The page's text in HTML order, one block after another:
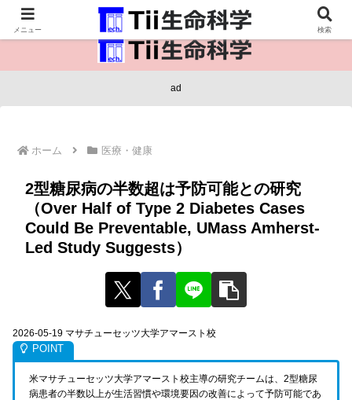
医療保健・生命・生物の情報インフラ。
ad
ホーム 医療・健康
2型糖尿病の半数超は予防可能との研究
（Over Half of Type 2 Diabetes Cases
Could Be Preventable, UMass Amherst-
Led Study Suggests）
2026-05-19 マサチューセッツ大学アマースト校
米マサチューセッツ大学アマースト校主導の研究チームは、2型糖尿
病患者の半数以上が生活習慣や環境要因の改善によって予防可能であ
メニュー 検索